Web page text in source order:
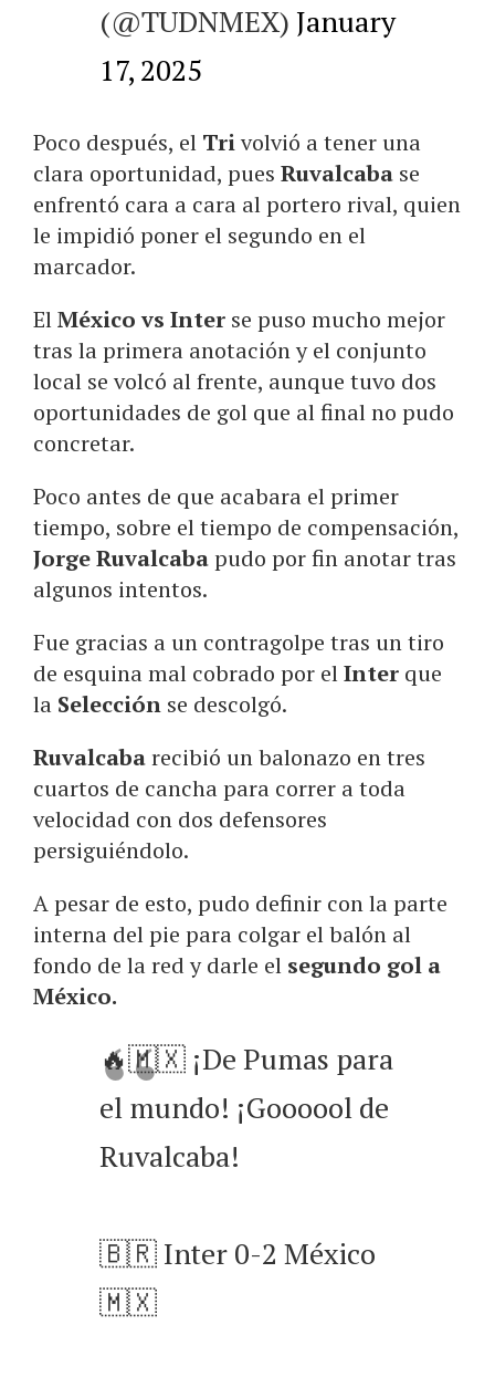
(@TUDNMEX) January
17, 2025
Poco después, el Trivolvió a tener una
clara oportunidad, pues Ruvalcaba se
enfrentó cara a cara al portero rival, quien
le impidió poner el segundo en el
marcador.
ElMéxico vs Inter se puso mucho mejor
tras la primera anotación y el conjunto
local se volcó al frente, aunque tuvo dos
oportunidades de gol que al final no pudo
concretar.
Poco antes de que acabara el primer
tiempo, sobre el tiempo de compensación,
Jorge Ruvalcabapudo por fin anotar tras
algunos intentos.
Fue gracias a un contragolpe tras un tiro
de esquina mal cobrado por elInter que
la Selección se descolgó.
Ruvalcabarecibió un balonazo en tres
cuartos de cancha para correr a toda
velocidad con dos defensores
persiguiéndolo.
A pesar de esto, pudo definir con la parte
interna del pie para colgar el balón al
fondo de la red y darle el segundo gol a
México.
🔥🇲🇽 ¡De Pumas para
el mundo! ¡Goooool de
Ruvalcaba!
🇧🇷 Inter 0-2 México
🇲🇽